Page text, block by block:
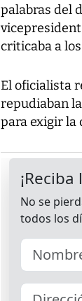
palabras del
criticaba a
El oficialista
repudiaban
para exigir la